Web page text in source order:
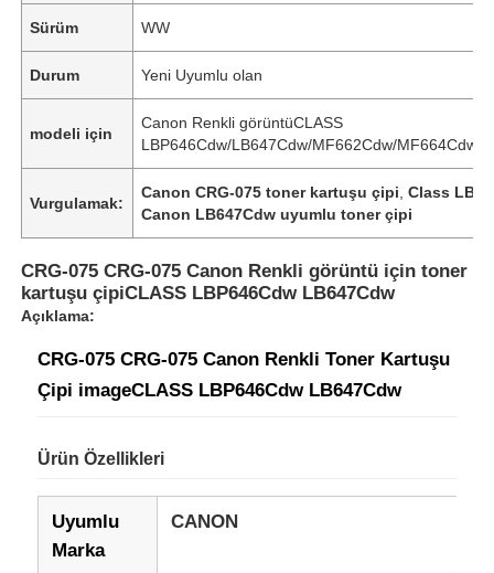
Sürüm WW
Durum Yeni Uyumlu olan
modeli için
Canon Renkli görüntüCLASS
LBP646Cdw/LB647Cdw/MF662Cdw/MF664Cdw/
Vurgulamak:
Canon CRG-075 toner kartuşu çipi ,Class
Canon LB647Cdw uyumlu toner çipi
CRG-075 CRG-075 Canon Renkli görüntü için toner
kartuşu çipiCLASS LBP646Cdw LB647Cdw
Açıklama:
CRG-075 CRG-075 Canon Renkli Toner Kartuşu
Çipi imageCLASS LBP646Cdw LB647Cdw
Ürün Özellikleri
Uyumlu
Marka
CANON